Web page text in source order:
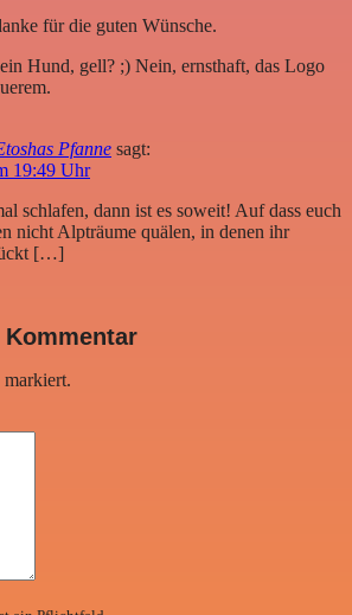
für die guten Wünsche.
Hund, gell? ;) Nein, ernsthaft, das Logo
Pfanne sagt:
19:49 Uhr
schlafen, dann ist es soweit! Auf dass euch
nicht Alpträume quälen, in denen ihr
[…]
markiert.